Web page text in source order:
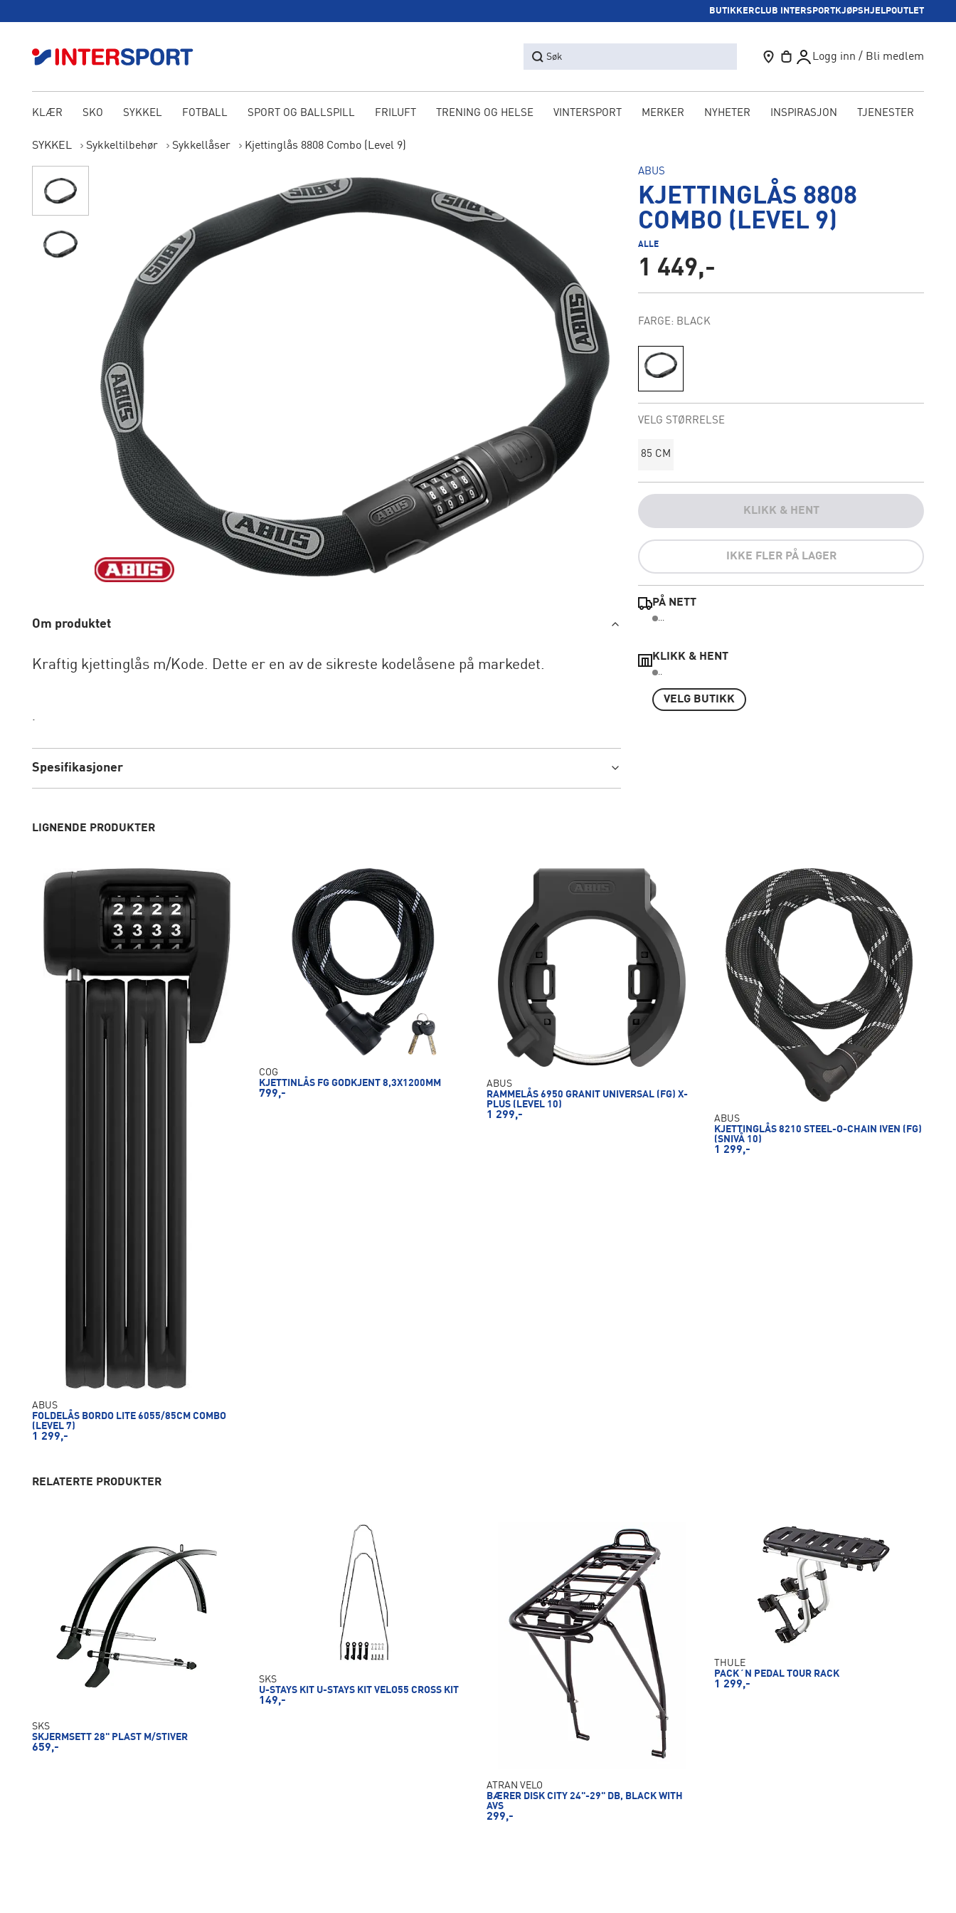
BUTIKKERCLUB INTERSPORTKJØPSHJELPOUTLET
Søk Logg inn / Bli medlem
KLÆR SKO SYKKEL FOTBALL SPORT OG BALLSPILL FRILUFT TRENING OG HELSE VINTERSPORT MERKER NYHETER INSPIRASJON TJENESTER
SYKKEL Sykkeltilbehør Sykkellåser Kjettinglås 8808 Combo (Level 9)
Om produktet
Kraftig kjettinglås m/Kode. Dette er en av de sikreste kodelåsene på markedet.
Spesifikasjoner
ABUS
KJETTINGLÅS 8808
COMBO (LEVEL 9)
ALLE
1 449,-
FARGE: BLACK
VELG STØRRELSE
85 CM
KLIKK & HENT
IKKE FLER PÅ LAGER
PÅ NETT
...
KLIKK & HENT
..
VELG BUTIKK
LIGNENDE PRODUKTER
ABUS
FOLDELÅS BORDO LITE 6055/85CM COMBO
(LEVEL 7)
1 299,-
COG
KJETTINLÅS FG GODKJENT 8,3X1200MM
799,-
ABUS
RAMMELÅS 6950 GRANIT UNIVERSAL (FG) X-
PLUS (LEVEL 10)
1 299,-
ABUS
KJETTINGLÅS 8210 STEEL-O-CHAIN IVEN (FG)
(SNIVÅ 10)
1 299,-
RELATERTE PRODUKTER
SKS
SKJERMSETT 28" PLAST M/STIVER
659,-
SKS
U-STAYS KIT U-STAYS KIT VELO55 CROSS KIT
149,-
ATRAN VELO
BÆRER DISK CITY 24"-29" DB, BLACK WITH
AVS
299,-
THULE
PACK´N PEDAL TOUR RACK
1 299,-